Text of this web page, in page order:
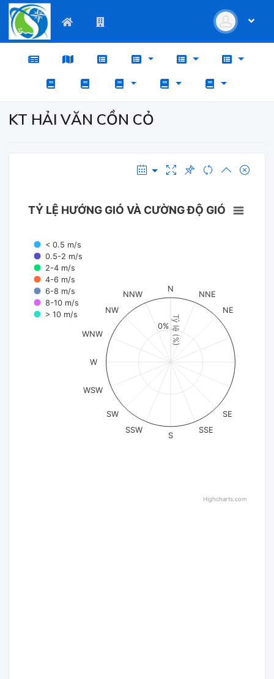
KT HẢI VĂN CỒN CỎ
Tỷ lệ (%)
TỶ LỆ HƯỚNG GIÓ VÀ CƯỜNG ĐỘ GIÓ
< 0.5 m/s
0.5-2 m/s
2-4 m/s
4-6 m/s
6-8 m/s
8-10 m/s
> 10 m/s
N
NNE
NE
SE
SSE
S
SSW
SW
WSW
W
WNW
NW
NNW
0%
Highcharts.com